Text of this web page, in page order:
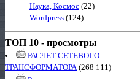
Наука, Космос (22)
Wordpress (124)
ТОП 10 - просмотры
РАСЧЕТ СЕТЕВОГО
ТРАНСФОРМАТОРА(268 111)